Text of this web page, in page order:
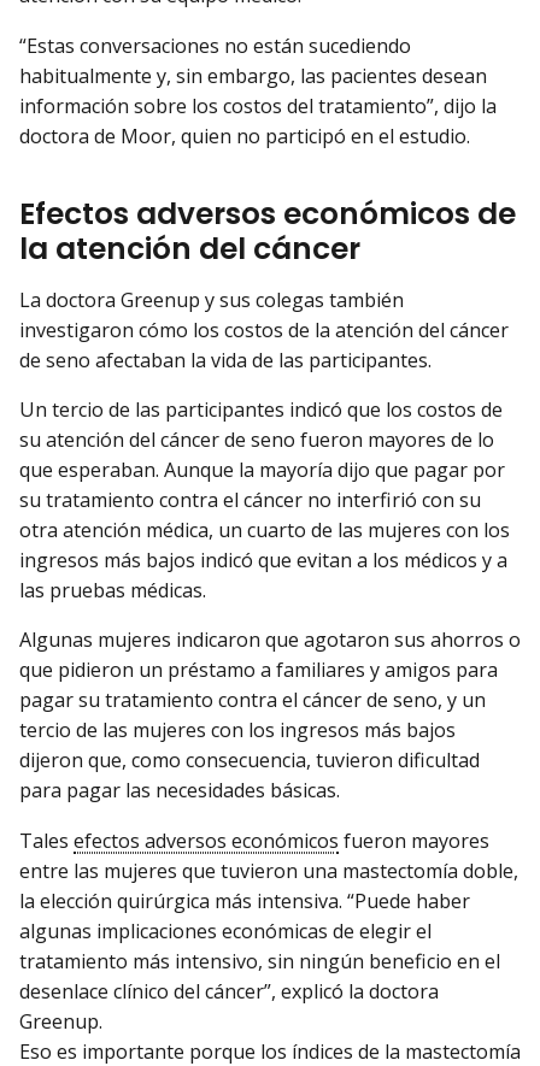
“Estas conversaciones no están sucediendo
habitualmente y, sin embargo, las pacientes desean
información sobre los costos del tratamiento”, dijo la
doctora de Moor, quien no participó en el estudio.
Efectos adversos económicos de
la atención del cáncer
La doctora Greenup y sus colegas también
investigaron cómo los costos de la atención del cáncer
de seno afectaban la vida de las participantes.
Un tercio de las participantes indicó que los costos de
su atención del cáncer de seno fueron mayores de lo
que esperaban. Aunque la mayoría dijo que pagar por
su tratamiento contra el cáncer no interfirió con su
otra atención médica, un cuarto de las mujeres con los
ingresos más bajos indicó que evitan a los médicos y a
las pruebas médicas.
Algunas mujeres indicaron que agotaron sus ahorros o
que pidieron un préstamo a familiares y amigos para
pagar su tratamiento contra el cáncer de seno, y un
tercio de las mujeres con los ingresos más bajos
dijeron que, como consecuencia, tuvieron dificultad
para pagar las necesidades básicas.
Tales efectos adversos económicos fueron mayores
entre las mujeres que tuvieron una mastectomía doble,
la elección quirúrgica más intensiva. “Puede haber
algunas implicaciones económicas de elegir el
tratamiento más intensivo, sin ningún beneficio en el
desenlace clínico del cáncer”, explicó la doctora
Greenup.
Eso es importante porque los índices de la mastectomía